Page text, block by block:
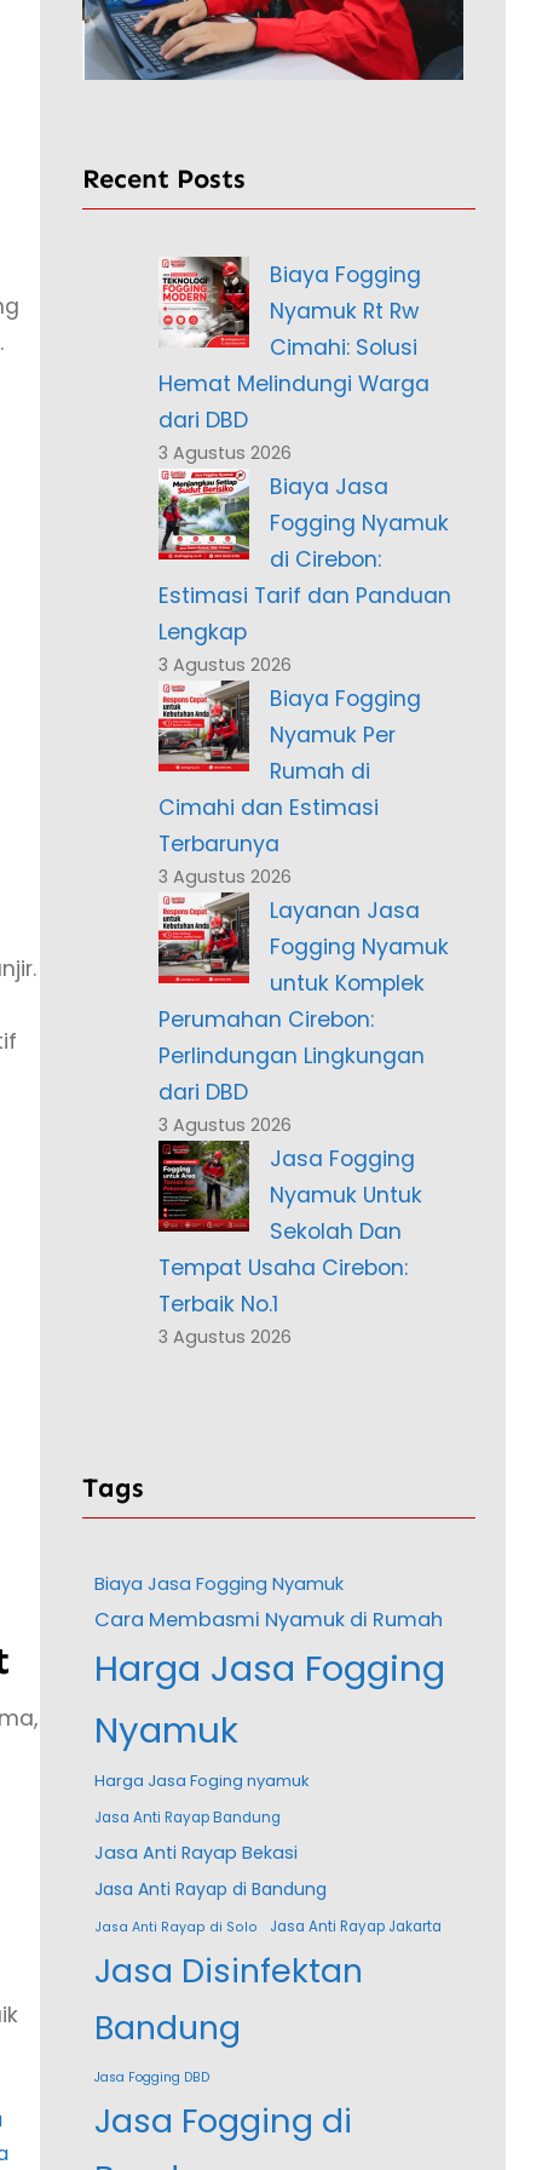
Recent Posts
Biaya Fogging
Nyamuk Rt Rw
Cimahi: Solusi
Hemat Melindungi Warga
dari DBD
3 Agustus 2026
Biaya Jasa
Fogging Nyamuk
di Cirebon:
Estimasi Tarif dan Panduan
Lengkap
3 Agustus 2026
Biaya Fogging
Nyamuk Per
Rumah di
Cimahi dan Estimasi
Terbarunya
3 Agustus 2026
Layanan Jasa
Fogging Nyamuk
untuk Komplek
Perumahan Cirebon:
Perlindungan Lingkungan
dari DBD
3 Agustus 2026
Jasa Fogging
Nyamuk Untuk
Sekolah Dan
Tempat Usaha Cirebon:
Terbaik No.1
3 Agustus 2026
Tags
Biaya Jasa Fogging Nyamuk
Cara Membasmi Nyamuk di Rumah
Harga Jasa Fogging
Nyamuk
Harga Jasa Foging nyamuk
Jasa Anti Rayap Bandung
Jasa Anti Rayap Bekasi
Jasa Anti Rayap di Bandung
Jasa Anti Rayap di Solo Jasa Anti Rayap Jakarta
Jasa Disinfektan
Bandung
Jasa Fogging DBD
Jasa Fogging di